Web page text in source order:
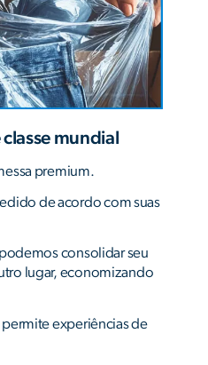
mundial
premium.
de acordo com suas
consolidar seu
lugar, economizando
experiências de